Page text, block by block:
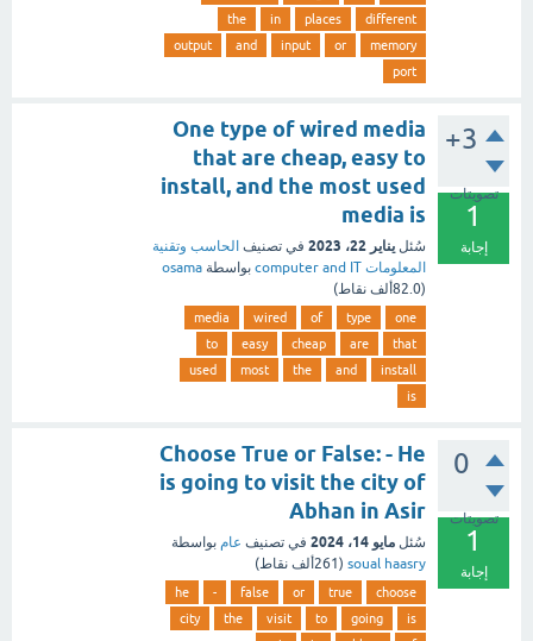
different
places
in
the
memory
or
input
and
output
port
+3
تصويتات
1
إجابة
One type of wired media
that are cheap, easy to
install, and the most used
media is
سُئل يناير 22، 2023 في تصنيف الحاسب وتقنية
المعلومات computer and IT
بواسطة osama
(82.0ألف نقاط)
one
type
of
wired
media
that
are
cheap
easy
to
install
and
the
most
used
is
0
تصويتات
1
إجابة
Choose True or False: - He
is going to visit the city of
Abhan in Asir
سُئل مايو 14، 2024 في تصنيف عام بواسطة
soual haasry
( 261ألف نقاط)
choose
true
or
false
-
he
is
going
to
visit
the
city